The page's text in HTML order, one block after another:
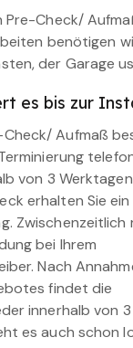
Pre-Check/
benötigen
der Garage
es bis zur
Aufmaß
von 3
erhalten Sie
Zwischenzeitlich
bei Ihrem
Nach
findet die
innerhalb von 3
es auch schon